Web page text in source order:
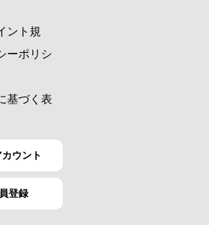
ント規
ーポリシ
基づく表
ウント
登録